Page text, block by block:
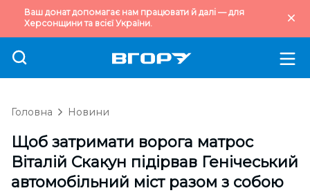
Ваш донат допомагає нам працювати й далі — для
Херсонщини та всієї України.
Головна Новини
Щоб затримати ворога матрос
Віталій Скакун підірвав Генічеський
автомобільний міст разом з собою